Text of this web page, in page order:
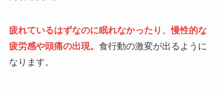
疲れているはずなのに眠れなかったり、慢性的な
疲労感や頭痛の出現。 食行動の激変が出るように
なります。